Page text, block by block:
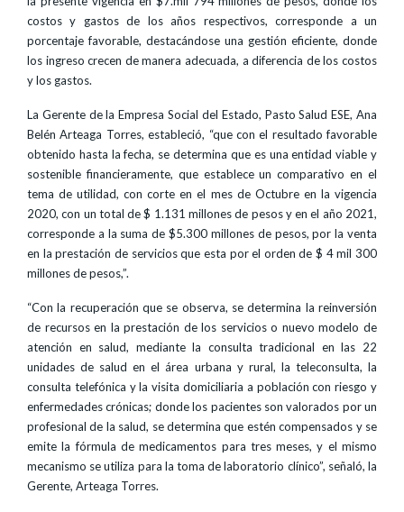
costos y gastos de los años respectivos, corresponde a un
porcentaje favorable, destacándose una gestión eficiente, donde
los ingreso crecen de manera adecuada, a diferencia de los costos
y los gastos.
La Gerente de la Empresa Social del Estado, Pasto Salud ESE, Ana
Belén Arteaga Torres, estableció, “que con el resultado favorable
obtenido hasta la fecha, se determina que es una entidad viable y
sostenible financieramente, que establece un comparativo en el
tema de utilidad, con corte en el mes de Octubre en la vigencia
2020, con un total de $ 1.131 millones de pesos y en el año 2021,
corresponde a la suma de $5.300 millones de pesos, por la venta
en la prestación de servicios que esta por el orden de $ 4 mil 300
millones de pesos,”.
“Con la recuperación que se observa, se determina la reinversión
de recursos en la prestación de los servicios o nuevo modelo de
atención en salud, mediante la consulta tradicional en las 22
unidades de salud en el área urbana y rural, la teleconsulta, la
consulta telefónica y la visita domiciliaria a población con riesgo y
enfermedades crónicas; donde los pacientes son valorados por un
profesional de la salud, se determina que estén compensados y se
emite la fórmula de medicamentos para tres meses, y el mismo
mecanismo se utiliza para la toma de laboratorio clínico”, señaló, la
Gerente, Arteaga Torres.